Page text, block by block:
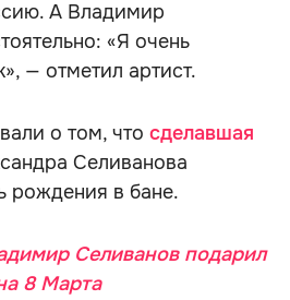
А Владимир
«Я очень
— отметил артист.
о том, что сделавшая
Селиванова
рождения в бане.
Селиванов подарил
8 Марта